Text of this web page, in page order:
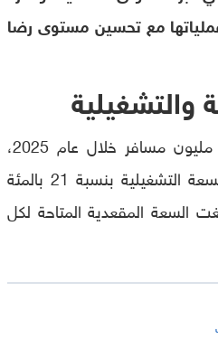
مع تحسين مستوى رضا
والتشغيلية
22.4 مليون مسافر خلال عام 2025،
محققةً نمواً استثنائياً في السعة التشغيلية بنسبة 21 بالمئة
المقعدية المتاحة لكل